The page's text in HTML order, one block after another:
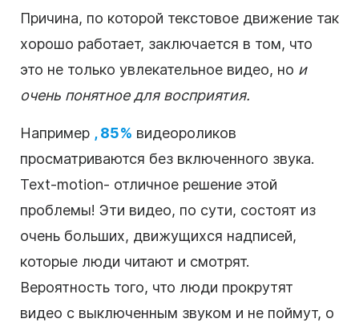
Причина, по которой текстовое движение так
хорошо работает, заключается в том, что
это не только увлекательное видео, но и
очень понятное для восприятия.
Например , 85% видеороликов
просматриваются без включенного звука.
Text-motion- отличное решение этой
проблемы! Эти видео, по сути, состоят из
очень больших, движущихся надписей,
которые люди читают и смотрят.
Вероятность того, что люди прокрутят
видео с выключенным звуком и не поймут, о